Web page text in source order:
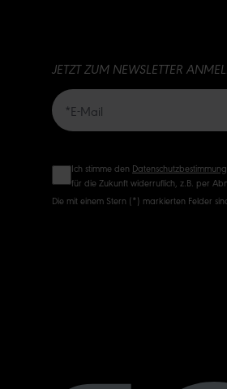
JETZT ZUM NEWSLETTER
Ich stimme den
für die Zukunft widerruflich, z.B. per
Die mit einem Stern (*) markierten Felder